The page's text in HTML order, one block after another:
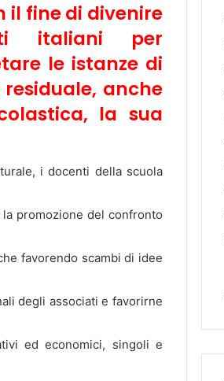
il fine di divenire
italiani per
le istanze di
anche
la sua
i docenti della scuola
promozione del confronto
favorendo scambi di idee
degli associati e favorirne
ed economici, singoli e